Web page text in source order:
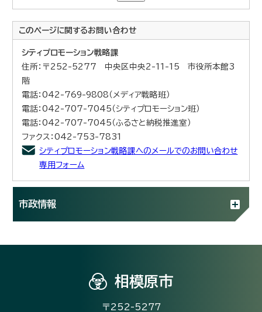
このページに関するお問い合わせ
シティプロモーション戦略課
住所：〒252-5277 中央区中央2-11-15 市役所本館3
階
電話：042-769-9808（メディア戦略班）
電話：042-707-7045（シティプロモーション班）
電話：042-707-7045（ふるさと納税推進室）
ファクス：042-753-7831
シティプロモーション戦略課へのメールでのお問い合わせ
専用フォーム
市政情報
相模原市
〒252-5277